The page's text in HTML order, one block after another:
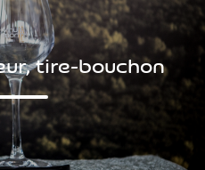
tire-bouchon